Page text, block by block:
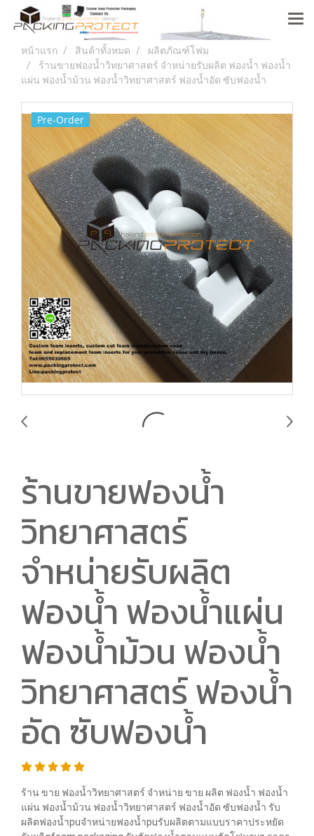
หน้าแรก สินค้าทั้งหมด
ผลิตภัณฑ์โฟม
ร้านขายฟองน้ำวิทยาศาสตร์ จำหน่ายรับผลิต ฟองน้ำ ฟองน้ำ
แผ่น ฟองน้ำม้วน ฟองน้ำวิทยาศาสตร์ ฟองน้ำอัด ซับฟองน้ำ
Pre-Order
ร้านขายฟองน้ำ
วิทยาศาสตร์
จำหน่ายรับผลิต
ฟองน้ำ ฟองน้ำแผ่น
ฟองน้ำม้วน ฟองน้ำ
วิทยาศาสตร์ ฟองน้ำ
อัด ซับฟองน้ำ
ร้าน ขาย ฟองน้ำวิทยาศาสตร์ จำหน่าย ขาย ผลิต ฟองน้ำ ฟองน้ำ
แผ่น ฟองน้ำม้วน ฟองน้ำวิทยาศาสตร์ ฟองน้ำอัด ซับฟองน้ำ รับ
ผลิตฟองน้ำpuจำหน่ายฟองน้ำpuรับผลิตตามแบบราคาประหยัด